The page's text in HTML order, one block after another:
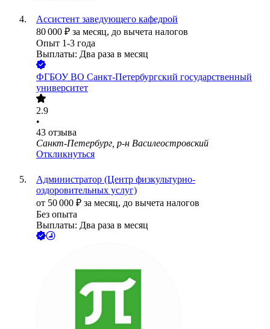
Ассистент заведующего кафедрой
80 000 ₽ за месяц, до вычета налогов
Опыт 1-3 года
Выплаты: Два раза в месяц
ФГБОУ ВО Санкт-Петербургский государственный
университет
2.9
•
43 отзыва
Санкт-Петербург, р-н Василеостровский
Откликнуться
Администратор (Центр физкультурно-
оздоровительных услуг)
от 50 000 ₽ за месяц, до вычета налогов
Без опыта
Выплаты: Два раза в месяц